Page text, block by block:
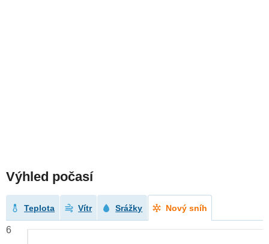
Výhled počasí
Teplota Vítr Srážky Nový sníh
6